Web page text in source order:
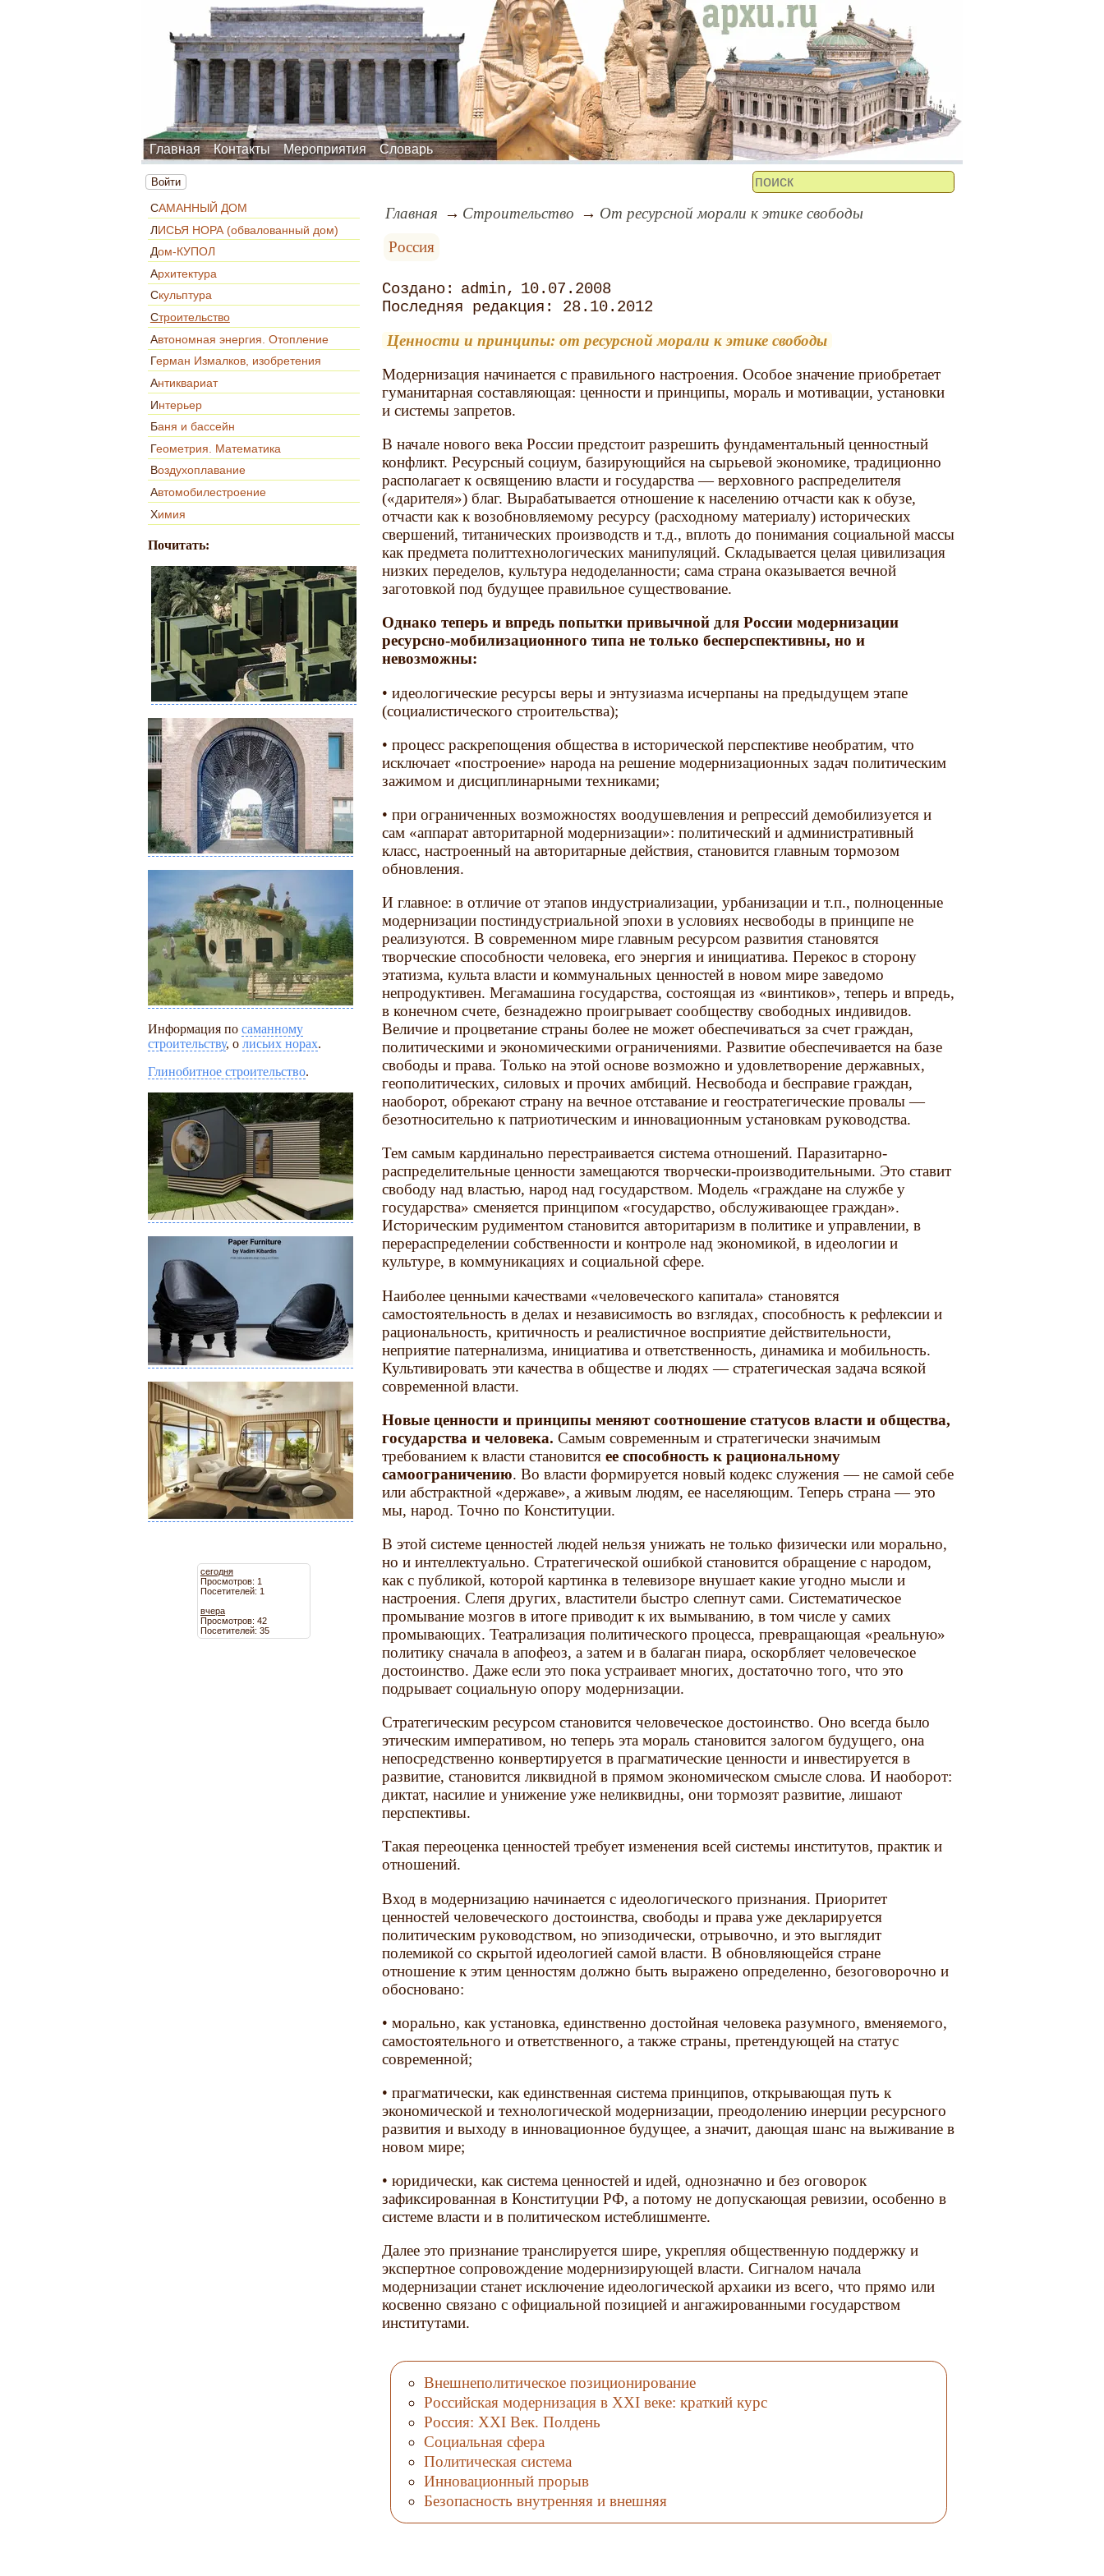
Главная Контакты Мероприятия Словарь
Войти
САМАННЫЙ ДОМ
ЛИСЬЯ НОРА (обвалованный дом)
Дом-КУПОЛ
Архитектура
Скульптура
Строительство
Автономная энергия. Отопление
Герман Измалков, изобретения
Антиквариат
Интерьер
Баня и бассейн
Геометрия. Математика
Воздухоплавание
Автомобилестроение
Химия
Почитать:
Информация по саманному
строительству, о лисьих норах.
Глинобитное строительство.
сегодня
Просмотров: 1
Посетителей: 1
вчера
Просмотров: 42
Посетителей: 35
Главная Строительство
От ресурсной морали к этике свободы
Россия
admin
10.07.2008
28.10.2012
Ценности и принципы: от ресурсной морали к этике свободы
Модернизация начинается с правильного настроения. Особое значение приобретает
гуманитарная составляющая: ценности и принципы, мораль и мотивации, установки
и системы запретов.
В начале нового века России предстоит разрешить фундаментальный ценностный
конфликт. Ресурсный социум, базирующийся на сырьевой экономике, традиционно
располагает к освящению власти и государства — верховного распределителя
(«дарителя») благ. Вырабатывается отношение к населению отчасти как к обузе,
отчасти как к возобновляемому ресурсу (расходному материалу) исторических
свершений, титанических производств и т.д., вплоть до понимания социальной массы
как предмета политтехнологических манипуляций. Складывается целая цивилизация
низких переделов, культура недоделанности; сама страна оказывается вечной
заготовкой под будущее правильное существование.
Однако теперь и впредь попытки привычной для России модернизации
ресурсно-мобилизационного типа не только бесперспективны, но и
невозможны:
• идеологические ресурсы веры и энтузиазма исчерпаны на предыдущем этапе
(социалистического строительства);
• процесс раскрепощения общества в исторической перспективе необратим, что
исключает «построение» народа на решение модернизационных задач политическим
зажимом и дисциплинарными техниками;
• при ограниченных возможностях воодушевления и репрессий демобилизуется и
сам «аппарат авторитарной модернизации»: политический и административный
класс, настроенный на авторитарные действия, становится главным тормозом
обновления.
И главное: в отличие от этапов индустриализации, урбанизации и т.п., полноценные
модернизации постиндустриальной эпохи в условиях несвободы в принципе не
реализуются. В современном мире главным ресурсом развития становятся
творческие способности человека, его энергия и инициатива. Перекос в сторону
этатизма, культа власти и коммунальных ценностей в новом мире заведомо
непродуктивен. Мегамашина государства, состоящая из «винтиков», теперь и впредь,
в конечном счете, безнадежно проигрывает сообществу свободных индивидов.
Величие и процветание страны более не может обеспечиваться за счет граждан,
политическими и экономическими ограничениями. Развитие обеспечивается на базе
свободы и права. Только на этой основе возможно и удовлетворение державных,
геополитических, силовых и прочих амбиций. Несвобода и бесправие граждан,
наоборот, обрекают страну на вечное отставание и геостратегические провалы —
безотносительно к патриотическим и инновационным установкам руководства.
Тем самым кардинально перестраивается система отношений. Паразитарно-
распределительные ценности замещаются творчески-производительными. Это ставит
свободу над властью, народ над государством. Модель «граждане на службе у
государства» сменяется принципом «государство, обслуживающее граждан».
Историческим рудиментом становится авторитаризм в политике и управлении, в
перераспределении собственности и контроле над экономикой, в идеологии и
культуре, в коммуникациях и социальной сфере.
Наиболее ценными качествами «человеческого капитала» становятся
самостоятельность в делах и независимость во взглядах, способность к рефлексии и
рациональность, критичность и реалистичное восприятие действительности,
неприятие патернализма, инициатива и ответственность, динамика и мобильность.
Культивировать эти качества в обществе и людях — стратегическая задача всякой
современной власти.
Новые ценности и принципы меняют соотношение статусов власти и общества,
государства и человека.Самым современным и стратегически значимым
требованием к власти становитсяее способность к рациональному
самоограничению. Во власти формируется новый кодекс служения — не самой себе
или абстрактной «державе», а живым людям, ее населяющим. Теперь страна — это
мы, народ. Точно по Конституции.
В этой системе ценностей людей нельзя унижать не только физически или морально,
но и интеллектуально. Стратегической ошибкой становится обращение с народом,
как с публикой, которой картинка в телевизоре внушает какие угодно мысли и
настроения. Слепя других, властители быстро слепнут сами. Систематическое
промывание мозгов в итоге приводит к их вымыванию, в том числе у самих
промывающих. Театрализация политического процесса, превращающая «реальную»
политику сначала в апофеоз, а затем и в балаган пиара, оскорбляет человеческое
достоинство. Даже если это пока устраивает многих, достаточно того, что это
подрывает социальную опору модернизации.
Стратегическим ресурсом становится человеческое достоинство. Оно всегда было
этическим императивом, но теперь эта мораль становится залогом будущего, она
непосредственно конвертируется в прагматические ценности и инвестируется в
развитие, становится ликвидной в прямом экономическом смысле слова. И наоборот:
диктат, насилие и унижение уже неликвидны, они тормозят развитие, лишают
перспективы.
Такая переоценка ценностей требует изменения всей системы институтов, практик и
отношений.
Вход в модернизацию начинается с идеологического признания. Приоритет
ценностей человеческого достоинства, свободы и права уже декларируется
политическим руководством, но эпизодически, отрывочно, и это выглядит
полемикой со скрытой идеологией самой власти. В обновляющейся стране
отношение к этим ценностям должно быть выражено определенно, безоговорочно и
обосновано:
• морально, как установка, единственно достойная человека разумного, вменяемого,
самостоятельного и ответственного, а также страны, претендующей на статус
современной;
• прагматически, как единственная система принципов, открывающая путь к
экономической и технологической модернизации, преодолению инерции ресурсного
развития и выходу в инновационное будущее, а значит, дающая шанс на выживание в
новом мире;
• юридически, как система ценностей и идей, однозначно и без оговорок
зафиксированная в Конституции РФ, а потому не допускающая ревизии, особенно в
системе власти и в политическом истеблишменте.
Далее это признание транслируется шире, укрепляя общественную поддержку и
экспертное сопровождение модернизирующей власти. Сигналом начала
модернизации станет исключение идеологической архаики из всего, что прямо или
косвенно связано с официальной позицией и ангажированными государством
институтами.
Внешнеполитическое позиционирование
Российская модернизация в XXI веке: краткий курс
Россия: ХХI Век. Полдень
Социальная сфера
Политическая система
Инновационный прорыв
Безопасность внутренняя и внешняя